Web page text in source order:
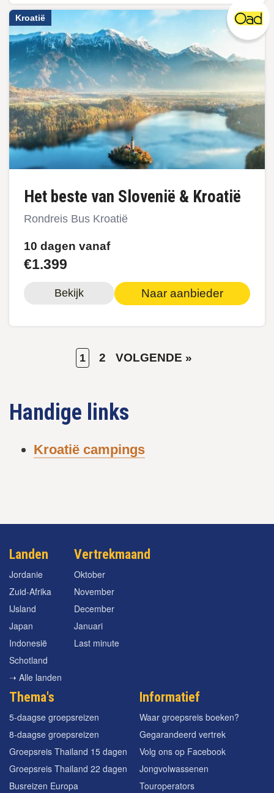
Kroatië
Het beste van Slovenië & Kroatië
Rondreis Bus Kroatië
10 dagen vanaf
€1.399
Bekijk Naar aanbieder
HUIDIGE
PAGINA
1 PAGE
2
VOLGENDE
VOLGENDE »
Handige links
Kroatië campings
Landen
Jordanie
Zuid-Afrika
IJsland
Japan
Indonesië
Schotland
➝ Alle landen
Vertrekmaand
Oktober
November
December
Januari
Last minute
Thema's
5-daagse groepsreizen
8-daagse groepsreizen
Groepsreis Thailand 15 dagen
Groepsreis Thailand 22 dagen
Busreizen Europa
Informatief
Waar groepsreis boeken?
Gegarandeerd vertrek
Volg ons op Facebook
Jongvolwassenen
Touroperators